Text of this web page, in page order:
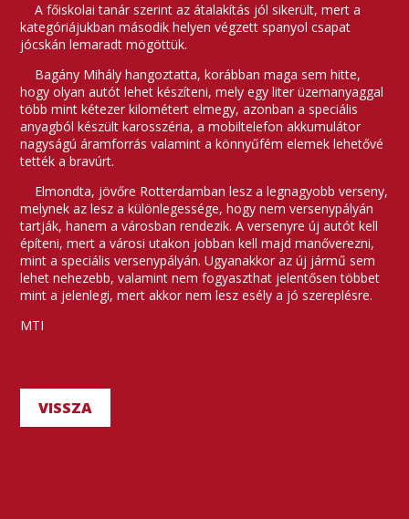
A főiskolai tanár szerint az átalakítás jól sikerült, mert a
kategóriájukban második helyen végzett spanyol csapat
jócskán lemaradt mögöttük.
Bagány Mihály hangoztatta, korábban maga sem hitte,
hogy olyan autót lehet készíteni, mely egy liter üzemanyaggal
több mint kétezer kilométert elmegy, azonban a speciális
anyagból készült karosszéria, a mobiltelefon akkumulátor
nagyságú áramforrás valamint a könnyűfém elemek lehetővé
tették a bravúrt.
Elmondta, jövőre Rotterdamban lesz a legnagyobb verseny,
melynek az lesz a különlegessége, hogy nem versenypályán
tartják, hanem a városban rendezik. A versenyre új autót kell
építeni, mert a városi utakon jobban kell majd manőverezni,
mint a speciális versenypályán. Ugyanakkor az új jármű sem
lehet nehezebb, valamint nem fogyaszthat jelentősen többet
mint a jelenlegi, mert akkor nem lesz esély a jó szereplésre.
MTI
VISSZA